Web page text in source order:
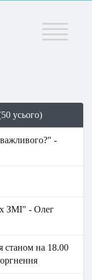
Меню
усього)
-
ЗМІ" - Олег
станом на 18.00